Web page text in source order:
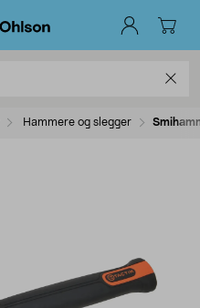
Hammere og slegger